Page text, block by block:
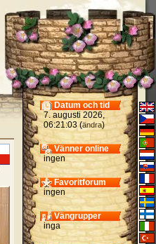
Datum och tid
7. augusti 2026,
06:21:03 (ändra)
Vänner online
ingen
Favoritforum
ingen
Vängrupper
inga